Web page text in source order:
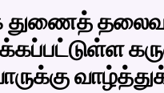
துணைத்